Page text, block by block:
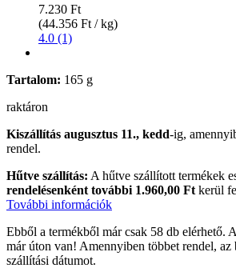
7.230 Ft
(44.356 Ft / kg)
4.0 (1)
Tartalom: 165 g
raktáron
Kiszállítás augusztus 11., kedd-ig,
rendel.
Hűtve szállítás: A hűtve szállított termékek
rendelésenként további 1.960,00 Ft kerül
További információk
Ebből a termékből már csak 58 db elérhető.
már úton van! Amennyiben többet rendel, az
szállítási dátumot.